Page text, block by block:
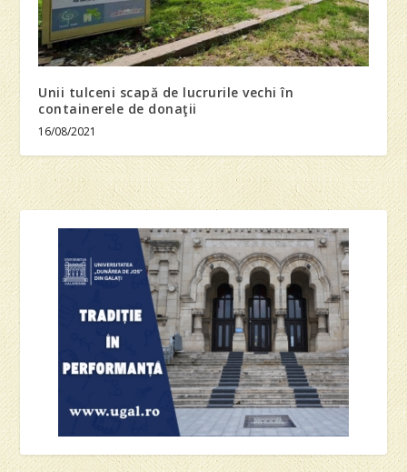
Unii tulceni scapă de lucrurile vechi în
containerele de donaţii
16/08/2021